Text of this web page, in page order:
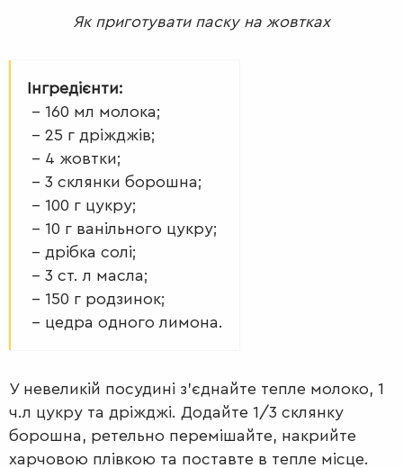
Як приготувати паску на жовтках
Інгредієнти:
– 160 мл молока;
– 25 г дріжджів;
– 4 жовтки;
– 3 склянки борошна;
– 100 г цукру;
– 10 г ванільного цукру;
– дрібка солі;
– 3 ст. л масла;
– 150 г родзинок;
– цедра одного лимона.
У невеликій посудині з’єднайте тепле молоко, 1
ч.л цукру та дріжджі. Додайте 1/3 склянку
борошна, ретельно перемішайте, накрийте
харчовою плівкою та поставте в тепле місце.